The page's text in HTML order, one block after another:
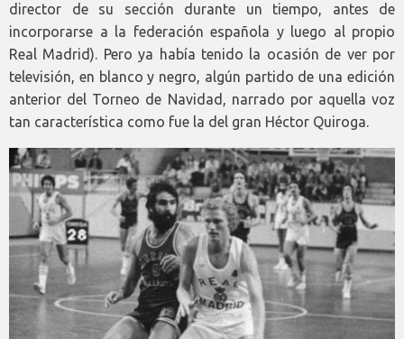
director de su sección durante un tiempo, antes de
incorporarse a la federación española y luego al propio
Real Madrid). Pero ya había tenido la ocasión de ver por
televisión, en blanco y negro, algún partido de una edición
anterior del Torneo de Navidad, narrado por aquella voz
tan característica como fue la del gran Héctor Quiroga.